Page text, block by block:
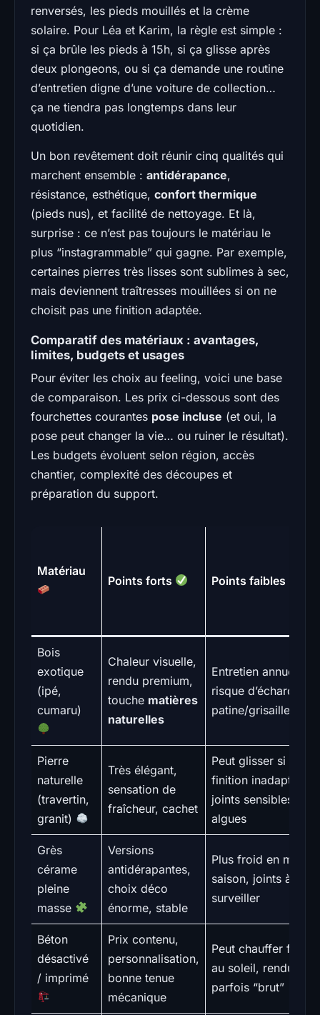
renversés, les pieds mouillés et la crème
solaire. Pour Léa et Karim, la règle est simple :
si ça brûle les pieds à 15h, si ça glisse après
deux plongeons, ou si ça demande une routine
d’entretien digne d’une voiture de collection…
ça ne tiendra pas longtemps dans leur
quotidien.
Un bon revêtement doit réunir cinq qualités qui
marchent ensemble : antidérapance,
résistance, esthétique, confort thermique
(pieds nus), et facilité de nettoyage. Et là,
surprise : ce n’est pas toujours le matériau le
plus “instagrammable” qui gagne. Par exemple,
certaines pierres très lisses sont sublimes à sec,
mais deviennent traîtresses mouillées si on ne
choisit pas une finition adaptée.
Comparatif des matériaux : avantages,
limites, budgets et usages
Pour éviter les choix au feeling, voici une base
de comparaison. Les prix ci-dessous sont des
fourchettes courantes pose incluse (et oui, la
pose peut changer la vie… ou ruiner le résultat).
Les budgets évoluent selon région, accès
chantier, complexité des découpes et
préparation du support.
Matériau
Points forts Points faibles
Bois
exotique
(ipé,
cumaru)
Chaleur visuelle,
rendu premium,
touche matières
naturelles
Entretien annuel,
risque d’échardes,
patine/grisaillement
Pierre
naturelle
(travertin,
granit)
Très élégant,
sensation de
fraîcheur, cachet
Peut glisser si
finition inadaptée,
joints sensibles aux
algues
Grès
cérame
pleine
masse
Versions
antidérapantes,
choix déco
énorme, stable
Plus froid en mi-
saison, joints à
surveiller
Béton
désactivé
/ imprimé
Prix contenu,
personnalisation,
bonne tenue
mécanique
Peut chauffer fort
au soleil, rendu
parfois “brut”